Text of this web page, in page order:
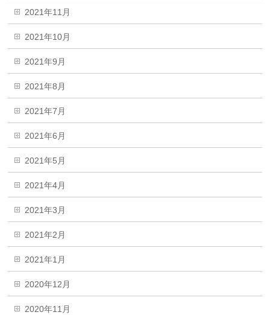
2021年11月
2021年10月
2021年9月
2021年8月
2021年7月
2021年6月
2021年5月
2021年4月
2021年3月
2021年2月
2021年1月
2020年12月
2020年11月